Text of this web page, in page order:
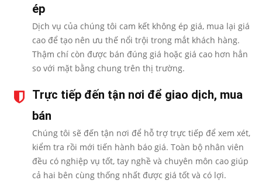
ép
Dịch vụ của chúng tôi cam kết không ép giá, mua lại giá
cao để tạo nên ưu thế nổi trội trong mắt khách hàng.
Thậm chí còn được bán đúng giá hoặc giá cao hơn hẳn
so với mặt bằng chung trên thị trường.
Trực tiếp đến tận nơi để giao dịch, mua
bán
Chúng tôi sẽ đến tận nơi để hỗ trợ trực tiếp để xem xét,
kiểm tra rồi mới tiến hành báo giá. Toàn bộ nhân viên
đều có nghiệp vụ tốt, tay nghề và chuyên môn cao giúp
cả hai bên cùng thống nhất được giá tốt và có lợi.